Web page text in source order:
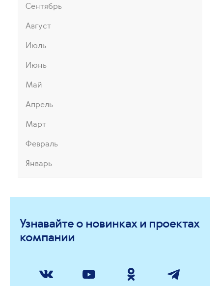
Сентябрь
Август
Июль
Июнь
Май
Апрель
Март
Февраль
Январь
Узнавайте о новинках и проектах
компании